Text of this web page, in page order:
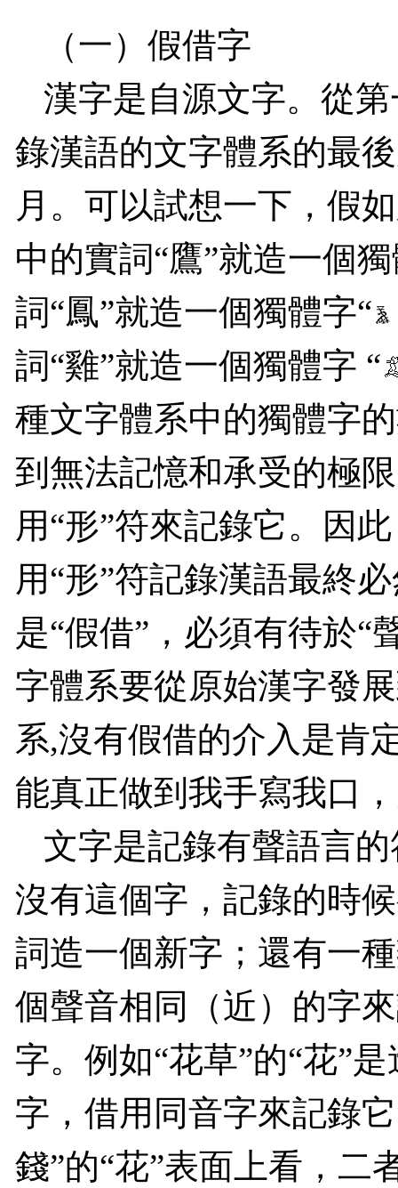
（一）假借字
漢字是自源文字。從
錄漢語的文字體系的最
月。可以試想一下，假
中的實詞“鷹”就造一個
詞“鳳”就造一個獨體字“
詞“雞”就造一個獨體字 “
種文字體系中的獨體字
到無法記憶和承受的極
用“形”符來記錄它。因
用“形”符記錄漢語最終
是“假借”，必須有待於“
字體系要從原始漢字發
系,沒有假借的介入是肯
能真正做到我手寫我口
文字是記錄有聲語言
沒有這個字，記錄的時
詞造一個新字；還有一
個聲音相同（近）的字
字。例如“花草”的“花”
字，借用同音字來記錄
錢”的“花”表面上看，二